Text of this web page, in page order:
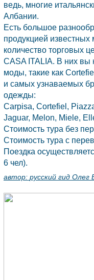
ведь, многие
Албании.
Есть большое
продукцией известных
количество торговых
CASA ITALIA. В них вы
моды, такие как
и самых узнаваемых
одежды:
Carpisa, Cortefiel,
Jaguar, Melon, Miele,
Стоимость тура без
Стоимость тура с
Поездка
6 чел).
автор: русский гид Олег